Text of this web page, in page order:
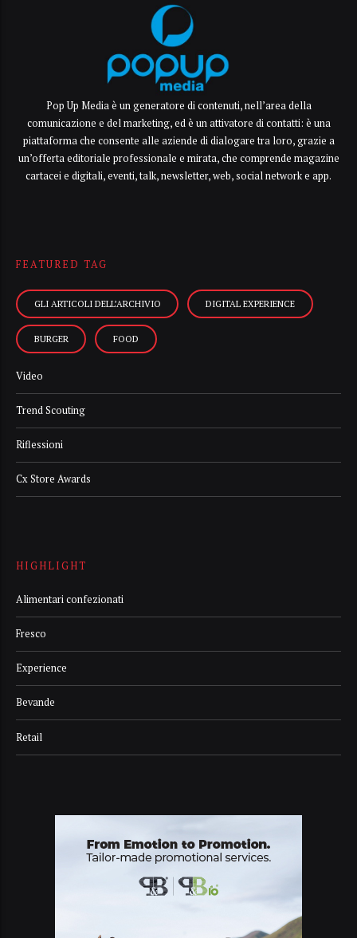
Pop Up Media è un generatore di contenuti, nell’area della
comunicazione e del marketing, ed è un attivatore di contatti: è una
piattaforma che consente alle aziende di dialogare tra loro, grazie a
un’offerta editoriale professionale e mirata, che comprende magazine
cartacei e digitali, eventi, talk, newsletter, web, social network e app.
FEATURED TAG
GLI ARTICOLI DELL’ARCHIVIO DIGITAL EXPERIENCE
BURGER FOOD
Video
Trend Scouting
Riflessioni
Cx Store Awards
HIGHLIGHT
Alimentari confezionati
Fresco
Experience
Bevande
Retail